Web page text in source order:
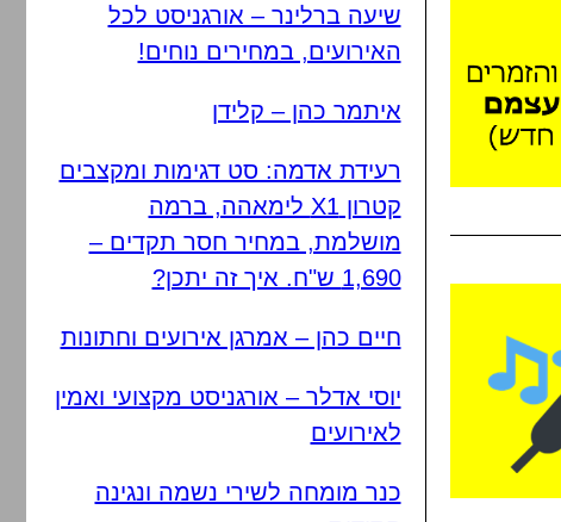
שיעה ברלינר – אורגניסט לכל
האירועים, במחירים נוחים!
איתמר כהן – קלידן
רעידת אדמה: סט דגימות ומקצבים
קטרון X1 לימאהה, ברמה
מושלמת, במחיר חסר תקדים –
1,690 ש"ח. איך זה יתכן?
חיים כהן – אמרגן אירועים וחתונות
יוסי אדלר – אורגניסט מקצועי ואמין
לאירועים
כנר מומחה לשירי נשמה ונגינה